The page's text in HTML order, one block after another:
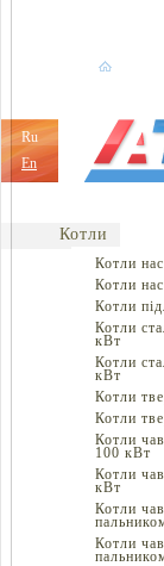
Ru
En
Котли
Котли
Котли
Котли
Котли
кВт
Котли
кВт
Котли
Котли
Котли
100 кВт
Котли
кВт
Котли
Котли